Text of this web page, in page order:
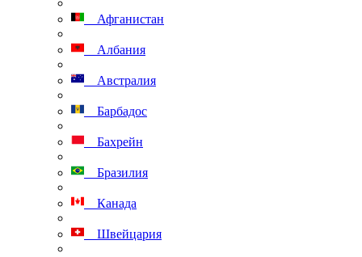
Афганистан
Албания
Австралия
Барбадос
Бахрейн
Бразилия
Канада
Швейцария